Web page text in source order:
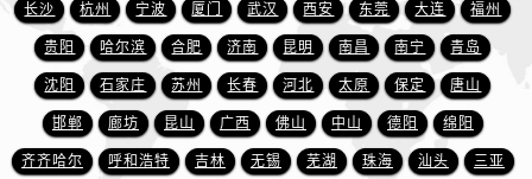
台州市椒江区东海大道1800号腾达中心东1幢20楼2002室爱彼售后服务中心（需提前预约）
节假日正常营业！
长沙 杭州 宁波 厦门 武汉 西安 东莞 大连 福州
贵阳 哈尔滨 合肥 济南 昆明 南昌 南宁 青岛
沈阳 石家庄 苏州 长春 河北 太原 保定 唐山
邯郸 廊坊 昆山 广西 佛山 中山 德阳 绵阳
齐齐哈尔 呼和浩特 吉林 无锡 芜湖 珠海 汕头 三亚